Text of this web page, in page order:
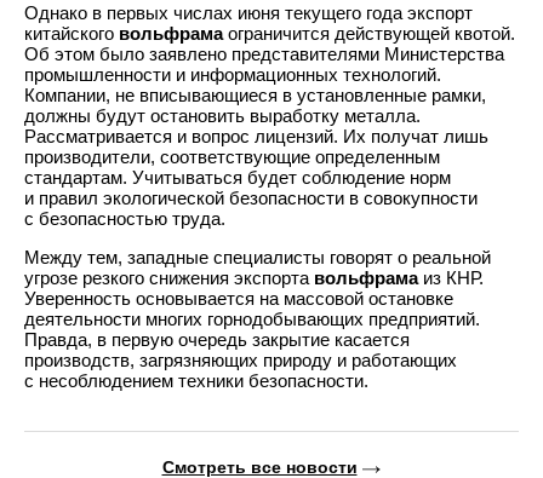
Однако в первых числах июня текущего года экспорт
китайского вольфрамаограничится действующей квотой.
Об этом было заявлено представителями Министерства
промышленности и информационных технологий.
Компании, не вписывающиеся в установленные рамки,
должны будут остановить выработку металла.
Рассматривается и вопрос лицензий. Их получат лишь
производители, соответствующие определенным
стандартам. Учитываться будет соблюдение норм
и правил экологической безопасности в совокупности
с безопасностью труда.
Между тем, западные специалисты говорят о реальной
угрозе резкого снижения экспорта вольфрамаиз КНР.
Уверенность основывается на массовой остановке
деятельности многих горнодобывающих предприятий.
Правда, в первую очередь закрытие касается
производств, загрязняющих природу и работающих
с несоблюдением техники безопасности.
Смотреть все новости